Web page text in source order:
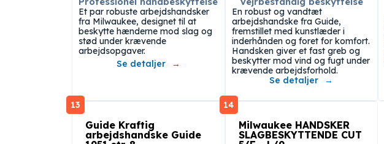
Et par robuste arbejdshandsker
fra Milwaukee, designet til at
beskytte hænderne mod slag og
stød under krævende
arbejdsopgaver.
Se detaljer
En robust og vandtæt
arbejdshandske fra Guide,
fremstillet med kunstlæder i
inderhånden og foret for komfort.
Handsken giver et fast greb og
beskytter mod vind og fugt under
krævende arbejdsforhold.
Se detaljer
13
Guide Kraftig
arbejdshandske Guide
14
Milwaukee HANDSKER
SLAGBESKYTTENDE CUT